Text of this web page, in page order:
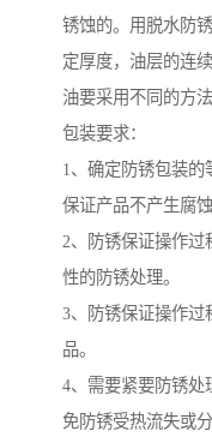
锈蚀的。用脱水防
定厚度，油层的连
油要采用不同的方
包装要求：
1、确定防锈包装的
保证产品不产生腐蚀
2、防锈保证操作
性的防锈处理。
3、防锈保证操作过
品。
4、需要紧要防锈处
免防锈受热流失或